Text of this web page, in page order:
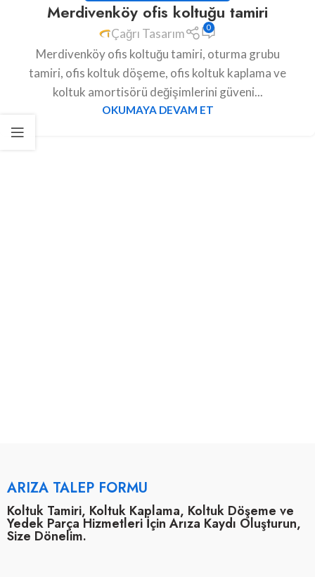
Merdivenköy ofis koltuğu tamiri
Çağrı Tasarım 0
Merdivenköy ofis koltuğu tamiri, oturma grubu
tamiri, ofis koltuk döşeme, ofis koltuk kaplama ve
koltuk amortisörü değişimlerini güveni...
OKUMAYA DEVAM ET
ARIZA TALEP FORMU
Koltuk Tamiri, Koltuk Kaplama, Koltuk Döşeme ve
Yedek Parça Hizmetleri İçin Arıza Kaydı Oluşturun,
Size Dönelim.